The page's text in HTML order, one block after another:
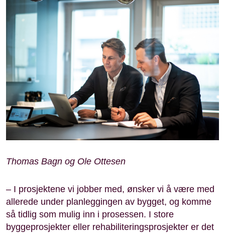
Thomas Bagn og Ole Ottesen
– I prosjektene vi jobber med, ønsker vi å være med
allerede under planleggingen av bygget, og komme
så tidlig som mulig inn i prosessen. I store
byggeprosjekter eller rehabiliteringsprosjekter er det